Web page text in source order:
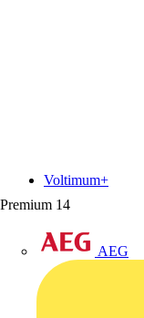
Premium 14
AEG
Voltimum+